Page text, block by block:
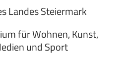
Landes Steiermark
für Wohnen, Kunst,
und Sport